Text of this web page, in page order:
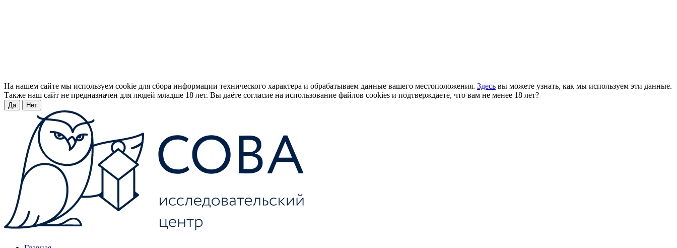
На нашем сайте мы используем cookie для сбора информации технического характера и обрабатываем данные вашего местоположения. Здесь вы можете узнать, как мы используем эти данные.
Также наш сайт не предназначен для людей младше 18 лет. Вы даёте согласие на использование файлов cookies и подтверждаете, что вам не менее 18 лет?
Да Нет